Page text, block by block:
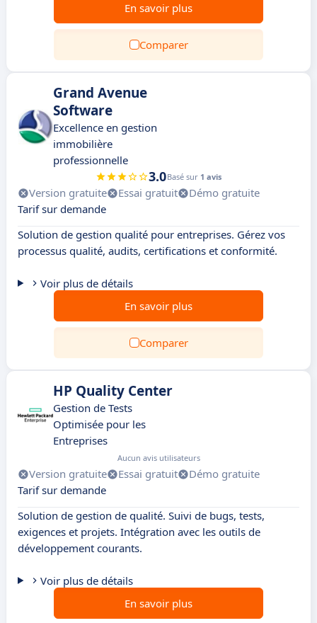
En savoir plus
Comparer
Grand Avenue
Software
Excellence en gestion
immobilière
professionnelle
3.0Basé sur 1 avis
Version gratuite Essai gratuit
Démo gratuite
Tarif sur demande
Solution de gestion qualité pour entreprises. Gérez vos
processus qualité, audits, certifications et conformité.
Voir plus de détails
En savoir plus
Comparer
HP Quality Center
Gestion de Tests
Optimisée pour les
Entreprises
Aucun avis utilisateurs
Version gratuite Essai gratuit
Démo gratuite
Tarif sur demande
Solution de gestion de qualité. Suivi de bugs, tests,
exigences et projets. Intégration avec les outils de
développement courants.
Voir plus de détails
En savoir plus